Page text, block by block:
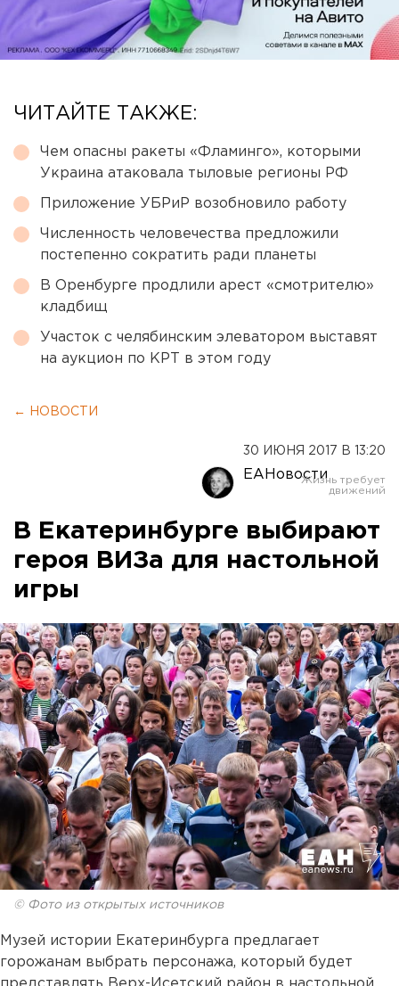
ЧИТАЙТЕ ТАКЖЕ:
Чем опасны ракеты «Фламинго», которыми
Украина атаковала тыловые регионы РФ
Приложение УБРиР возобновило работу
Численность человечества предложили
постепенно сократить ради планеты
В Оренбурге продлили арест «смотрителю»
кладбищ
Участок с челябинским элеватором выставят
на аукцион по КРТ в этом году
← НОВОСТИ
30 ИЮНЯ 2017 В 13:20
ЕАНовости
В Екатеринбурге выбирают
героя ВИЗа для настольной
игры
© Фото из открытых источников
Музей истории Екатеринбурга предлагает
горожанам выбрать персонажа, который будет